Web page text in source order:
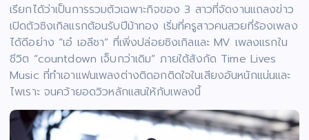
เรียกได้ว่าเป็นการรวมตัวเฉพาะกิจของ 3 สาวที่จัดงานแถลงข่าว
เปิดตัวซิงเกิลแรกต้อนรับปีม้าทอง เริ่มที่ครูสาวคนสวยที่ร้องเพลง
ได้ดีอย่าง “เอ๋ เอลีชา” ที่เพิ่งปล่อยซิงเกิลและ MV เพลงแรกใน
ชีวิต “countdown เจ็บกว่าเดิม” ภายใต้สังกัด Time Lives
Music ที่ทำเอาแฟนเพลงต่างติดอกติดใจในเสียงอันหนักแน่นและ
ไพเราะ จนคว้ายอดวิวหลักแสนให้กับเพลงนี้